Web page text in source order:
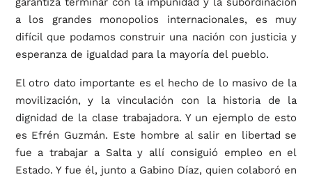
a los grandes monopolios internacionales, es muy
difícil que podamos construir una nación con justicia y
esperanza de igualdad para la mayoría del pueblo.
El otro dato importante es el hecho de lo masivo de la
movilización, y la vinculación con la historia de la
dignidad de la clase trabajadora. Y un ejemplo de esto
es Efrén Guzmán. Este hombre al salir en libertad se
fue a trabajar a Salta y allí consiguió empleo en el
Estado. Y fue él, junto a Gabino Díaz, quien colaboró en